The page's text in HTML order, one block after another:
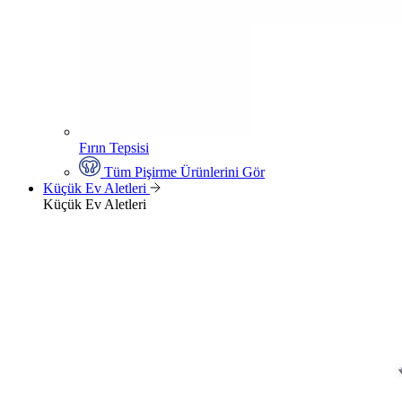
Fırın Tepsisi
Tüm Pişirme Ürünlerini Gör
Küçük Ev Aletleri
Küçük Ev Aletleri